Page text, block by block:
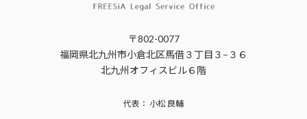
〒802-0077
福岡県北九州市小倉北区馬借３丁目３−３６
北九州オフィスビル６階
代表： 小松 良輔